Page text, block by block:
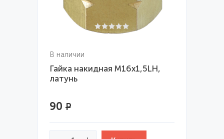
В наличии
Гайка накидная М16х1,5LH,
латунь
90 Р